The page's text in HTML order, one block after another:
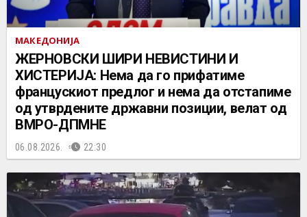
МАКЕДОНИЈА
ЖЕРНОВСКИ ШИРИ НЕВИСТИНИ И
ХИСТЕРИЈА: Нема да го прифатиме
францускиот предлог и нема да отстапиме
од утврдените државни позиции, велат од
ВМРО-ДПМНЕ
06.08.2026. 22:30